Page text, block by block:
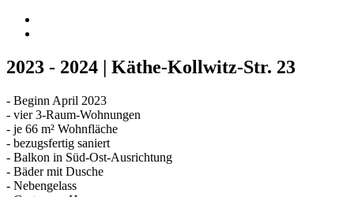
2023 - 2024 | Käthe-Kollwitz-Str. 23
- Beginn April 2023
- vier 3-Raum-Wohnungen
- je 66 m² Wohnfläche
- bezugsfertig saniert
- Balkon in Süd-Ost-Ausrichtung
- Bäder mit Dusche
- Nebengelass